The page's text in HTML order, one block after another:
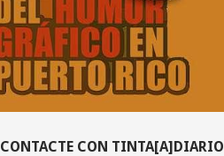
CONTACTE CON TINTA[A]DIARIO